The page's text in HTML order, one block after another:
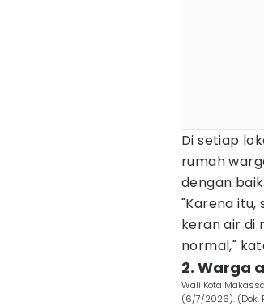
Di setiap
rumah
dengan baik.
"Karena itu,
keran air di
normal,"
2. Warga
Wali Kota
(6/7/2026). (Dok.